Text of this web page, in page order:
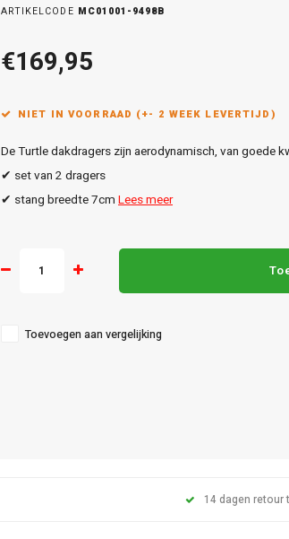
ARTIKELCODE MC01001-9498B
€169,95
NIET IN VOORRAAD (+- 2 WEEK LEVERTIJD)
De Turtle dakdragers zijn aerodynamisch, van goede
✔ set van 2 dragers
✔ stang breedte 7cm Lees meer
Toevoegen aan vergelijking
14 dagen retour